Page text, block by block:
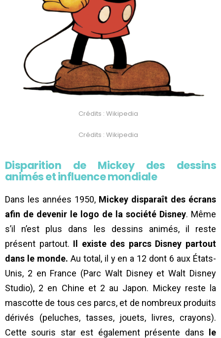
Crédits : Wikipedia
Crédits : Wikipedia
Disparition de Mickey des dessins
animés et influence mondiale
Dans les années 1950, Mickey disparaît des écrans
afin de devenir le logo de la société Disney. Même
s’il n’est plus dans les dessins animés, il reste
présent partout. Il existe des parcs Disney partout
dans le monde. Au total, il y en a 12 dont 6 aux États-
Unis, 2 en France (Parc Walt Disney et Walt Disney
Studio), 2 en Chine et 2 au Japon. Mickey reste la
mascotte de tous ces parcs, et de nombreux produits
dérivés (peluches, tasses, jouets, livres, crayons).
Cette souris star est également présente dans le